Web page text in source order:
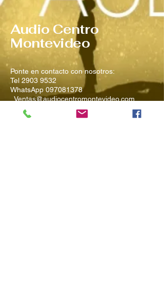
Audio Centro
Montevideo
Ponte en contacto con nosotros:
Tel 2903 9532
WhatsApp 097081378
Ventas@audiocentromontevideo.com
Audiocentromontevideo.com